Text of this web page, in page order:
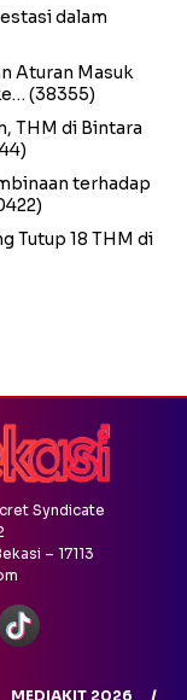
dalam
Aturan Masuk
(38355)
THM di Bintara
terhadap
Tutup 18 THM di
Syndicate
– 17113
MEDIAKIT 2026